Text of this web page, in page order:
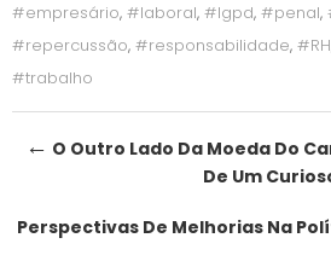
#empresário, #laboral, #lgpd, #penal,
#repercussão, #responsabilidade, #RH
#trabalho
Post
navigation
← O Outro Lado Da Moeda Do
De Um
Perspectivas De Melhorias Na